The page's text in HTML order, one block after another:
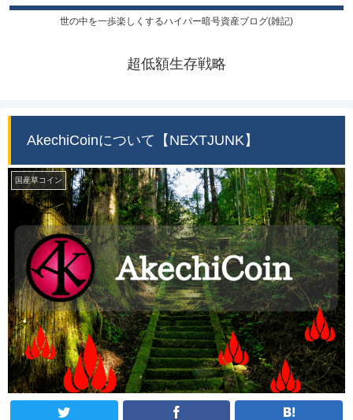
世の中を一歩楽しくするハイパー暗号資産ブログ(雑記)
超低額生存戦略
AkechiCoinについて【NEXTJUNK】
国産草コイン